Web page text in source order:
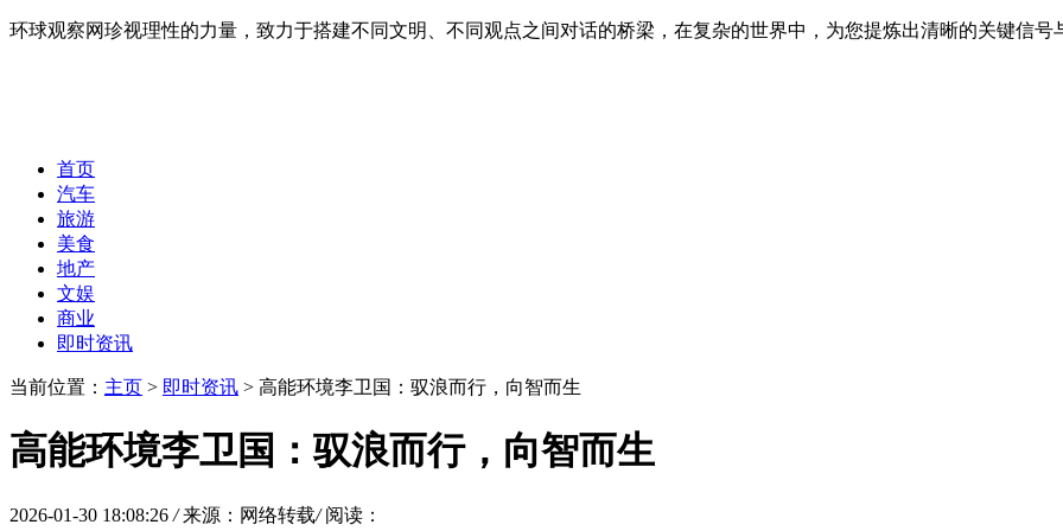
环球观察网珍视理性的力量，致力于搭建不同文明、不同观点之间对话的桥梁，在复杂的世界中，为您提炼出清晰的关键信号
首页
汽车
旅游
美食
地产
文娱
商业
即时资讯
当前位置： 主页 > 即时资讯 > 高能环境李卫国：驭浪而行，向智而生
高能环境李卫国：驭浪而行，向智而生
2026-01-30 18:08:26 / 来源：网络转载/ 阅读：